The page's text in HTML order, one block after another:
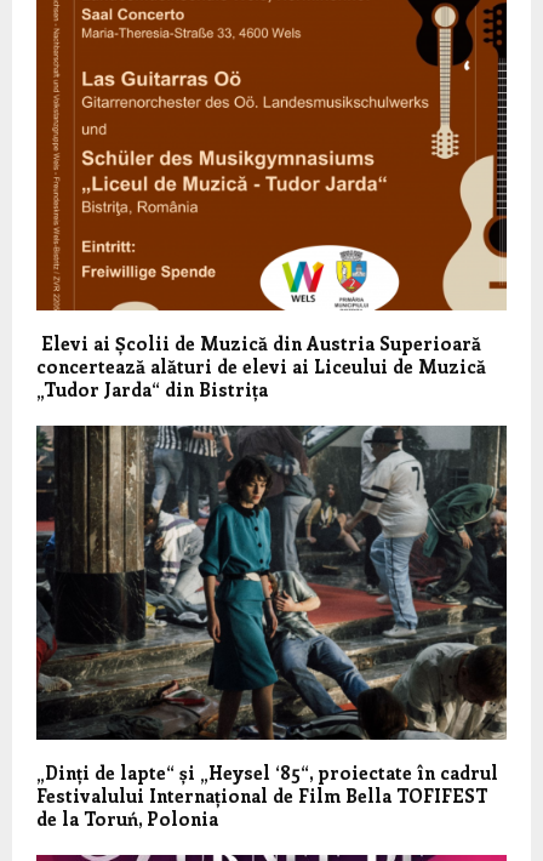
Elevi ai Școlii de Muzică din Austria Superioară
concertează alături de elevi ai Liceului de Muzică
„Tudor Jarda“ din Bistrița
„Dinți de lapte“ și „Heysel ‘85“, proiectate în cadrul
Festivalului Internațional de Film Bella TOFIFEST
de la Toruń, Polonia